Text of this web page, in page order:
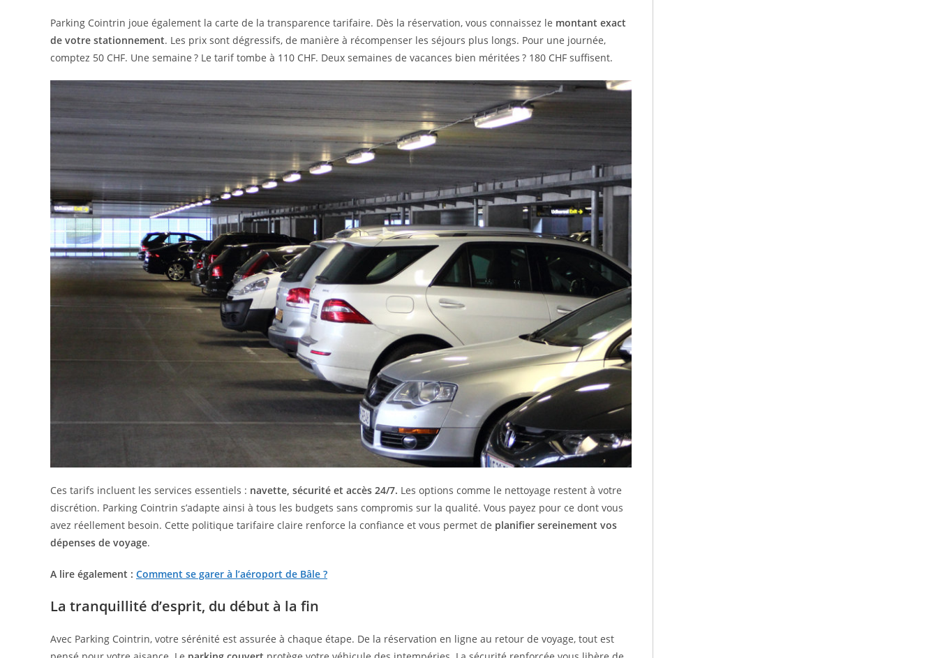
Parking Cointrin joue également la carte de la transparence tarifaire. Dès la réservation, vous connaissez le montant exact
de votre stationnement. Les prix sont dégressifs, de manière à récompenser les séjours plus longs. Pour une journée,
comptez 50 CHF. Une semaine ? Le tarif tombe à 110 CHF. Deux semaines de vacances bien méritées ? 180 CHF suffisent.
Ces tarifs incluent les services essentiels : navette, sécurité et accès 24/7. Les options comme le nettoyage restent à votre
discrétion. Parking Cointrin s’adapte ainsi à tous les budgets sans compromis sur la qualité. Vous payez pour ce dont vous
avez réellement besoin. Cette politique tarifaire claire renforce la confiance et vous permet de planifier sereinement vos
dépenses de voyage.
A lire également : Comment se garer à l’aéroport de Bâle ?
La tranquillité d’esprit, du début à la fin
Avec Parking Cointrin, votre sérénité est assurée à chaque étape. De la réservation en ligne au retour de voyage, tout est